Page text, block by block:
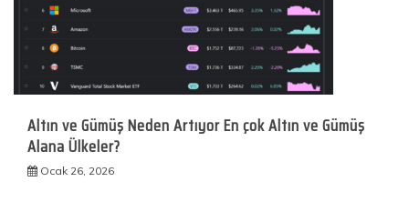
Altın ve Gümüş Neden Artıyor En çok Altın ve Gümüş
Alana Ülkeler?
Ocak 26, 2026